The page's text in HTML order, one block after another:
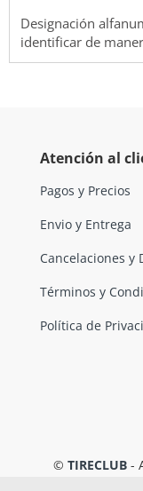
Designación
identificar de
Atención al
Pagos y Precios
Envio y Entrega
Cancelaciones y
Términos y
Política de
© TIRECLUB -